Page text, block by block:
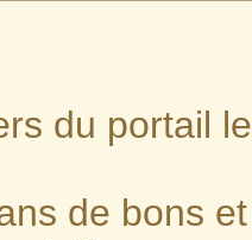
du portail
de bons